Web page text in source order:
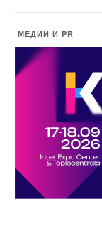
МЕДИИ И PR